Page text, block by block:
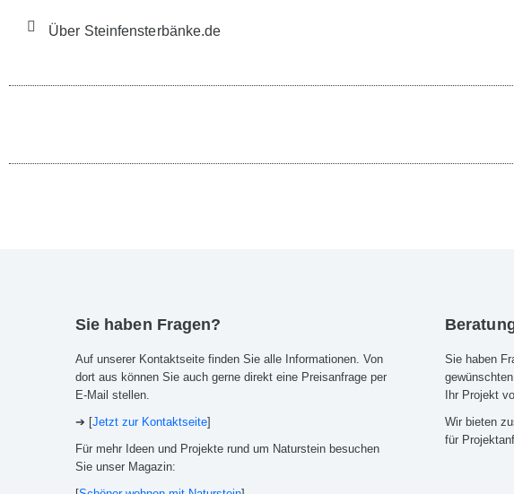
Über Steinfensterbänke.de
Sie haben Fragen?
Auf unserer Kontaktseite finden Sie alle Informationen. Von
dort aus können Sie auch gerne direkt eine Preisanfrage per
E-Mail stellen.
➔ [Jetzt zur Kontaktseite]
Für mehr Ideen und Projekte rund um Naturstein besuchen
Sie unser Magazin:
Sie haben
Ihr Projekt
Wir bieten
für